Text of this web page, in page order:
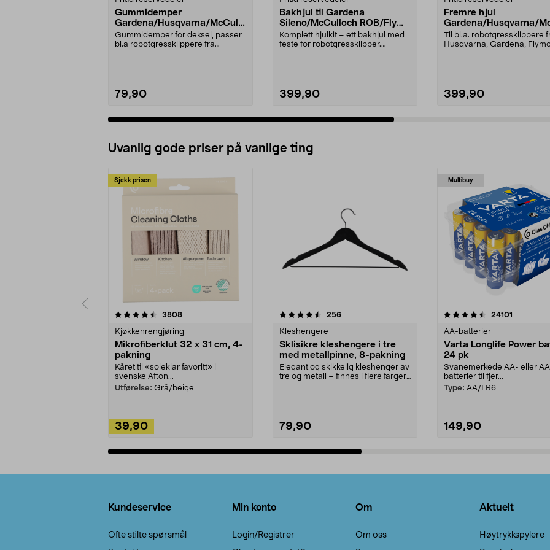
Gummidemper
Gardena/Husqvarna/McCullo
ch/Flymo
Gummidemper for deksel, passer
bl.a robotgressklippere fra
79,90
Bakhjul til Gardena
Sileno/McCulloch ROB/Flymo
Easilife
Komplett hjulkit – ett bakhjul med
feste for robotgressklipper.
399,90
Fremre hjul
Gardena/Husqvarna/
ch/Flymo
Til bl.a. robotgressklippere
Husqvarna, Gardena,
399,90
Uvanlig gode priser på vanlige ting
Sjekk prisen
3808anmeldelser
Kjøkkenrengjøring
Mikrofiberklut 32 x 31 cm, 4-
pakning
Kåret til «soleklar favoritt» i
svenske Afton...
Utførelse: Grå/beige
39,90
4.5av 5 stjerner 256anmeldelser
Kleshengere
Sklisikre kleshengere i tre
med metallpinne, 8-pakning
Elegant og skikkelig kleshenger av
tre og metall – finnes i flere farger.
79,90
Multibuy
4.5av 5 stjerner 24101
AA-batterier
Varta Longlife Power
24 pk
Svanemerkede AA- eller
batterier til fjer...
Type: AA/LR6
149,90
4.5av 5 stjerner
Kundeservice
Ofte stilte spørsmål
Min konto
Login/Registrer
Om
Om oss
Aktuelt
Høytrykkspylere